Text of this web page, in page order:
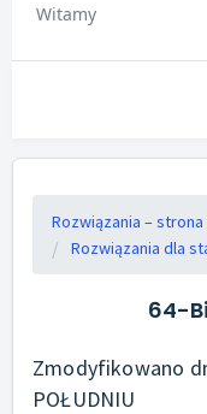
Witamy
Rozwiązania – strona
Rozwiązania dla
64-
Zmodyfikowano
POŁUDNIU